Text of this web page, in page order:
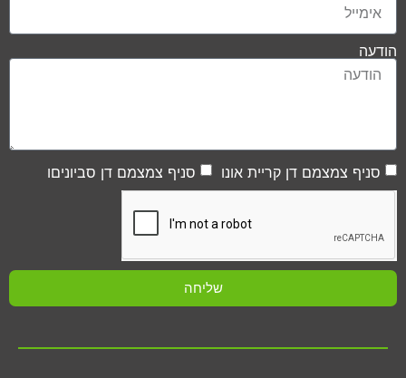
הודעה
סניף צמצמם דן קריית אונו סניף צמצמם דן סביוניםו
שליחה